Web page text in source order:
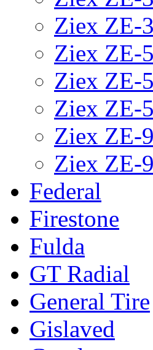
Ziex ZE-
Ziex ZE-
Ziex ZE-
Ziex ZE-
Ziex ZE-
Ziex ZE-
Federal
Firestone
Fulda
GT Radial
General Tire
Gislaved